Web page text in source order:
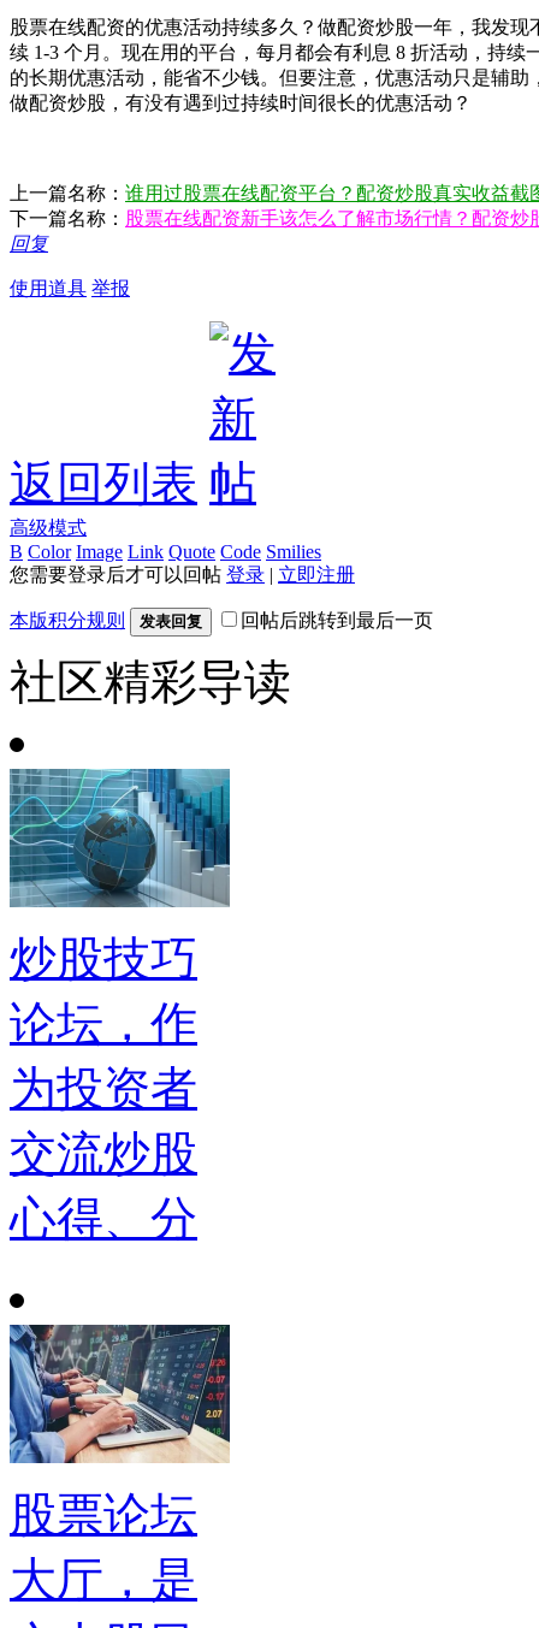
股票在线配资的优惠活动持续多久？做配资炒股一年，我发
续 1-3 个月。现在用的平台，每月都会有利息 8 折活动，持
的长期优惠活动，能省不少钱。但要注意，优惠活动只是辅
做配资炒股，有没有遇到过持续时间很长的优惠活动？
上一篇名称： 谁用过股票在线配资平台？配资炒股真实收益截
下一篇名称： 股票在线配资新手该怎么了解市场行情？配资
回复
使用道具 举报
返回列表
高级模式
B Color Image Link Quote Code Smilies
您需要登录后才可以回帖 登录 | 立即注册
本版积分规则 发表回复 回帖后跳转到最后一页
社区精彩导读
炒股技巧
论坛，作
为投资者
交流炒股
心得、分
股票论坛
大厅，是